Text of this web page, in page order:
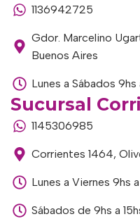
1136942725
Gdor. Marcelino
Buenos Aires
Lunes a Sábados 9hs
Sucursal
1145306985
Corrientes 1464,
Lunes a Viernes 9hs
Sábados de 9hs a